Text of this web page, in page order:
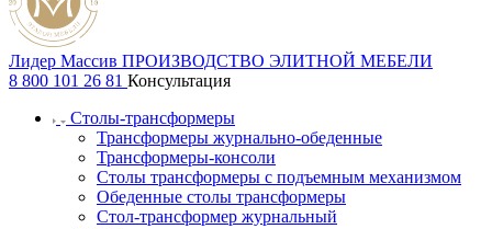
Лидер Массив ПРОИЗВОДСТВО ЭЛИТНОЙ МЕБЕЛИ
8 800 101 26 81 Консультация
Столы-трансформеры
Трансформеры журнально-обеденные
Трансформеры-консоли
Столы трансформеры с подъемным механизмом
Обеденные столы трансформеры
Стол-трансформер журнальный